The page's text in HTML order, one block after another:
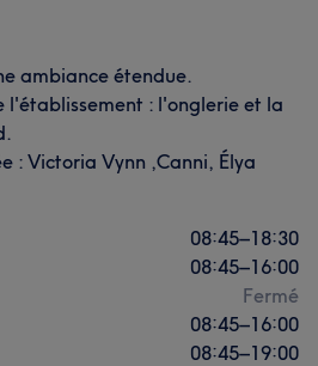
ambiance étendue.
l'établissement : l'onglerie et la
: Victoria Vynn ,Canni, Élya
08:45–18:30
08:45–16:00
Fermé
08:45–16:00
08:45–19:00